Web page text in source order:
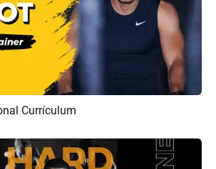
Currículum